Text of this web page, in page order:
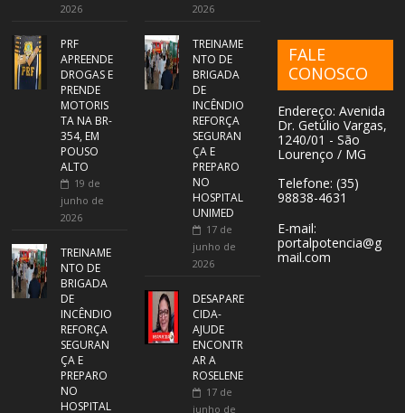
2026
PRF
APREENDE
DROGAS E
PRENDE
MOTORIS
TA NA BR-
354, EM
POUSO
ALTO
19 de
junho de
2026
TREINAME
NTO DE
BRIGADA
DE
INCÊNDIO
REFORÇA
SEGURAN
ÇA E
PREPARO
NO
HOSPITAL
2026
TREINAME
NTO DE
BRIGADA
DE
INCÊNDIO
REFORÇA
SEGURAN
ÇA E
PREPARO
NO
HOSPITAL
UNIMED
17 de
junho de
2026
DESAPARE
CIDA-
AJUDE
ENCONTR
AR A
ROSELENE
17 de
junho de
FALE
CONOSCO
Endereço: Avenida
Dr. Getúlio Vargas,
1240/01 - São
Lourenço / MG
Telefone: (35)
98838-4631
E-mail:
portalpotencia@g
mail.com